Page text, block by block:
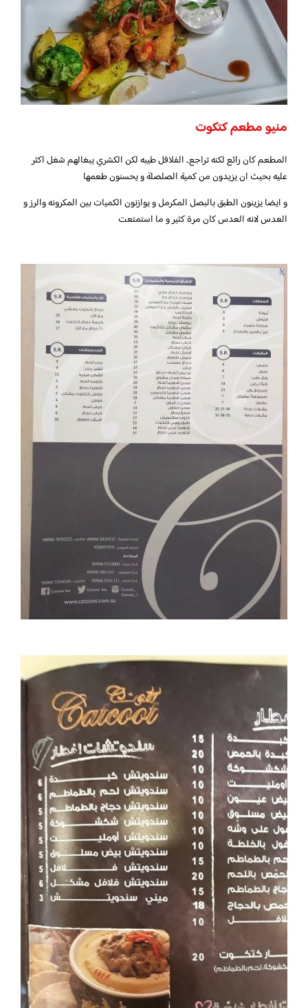
منيو مطعم كتكوت
المطعم كان رائع لكنه تراجع.. الفلافل طيبه لكن الكشري يبغالهم شغل اكثر
عليه بحيث ان يزيدون من كمية الصلصلة و يحسنون طعمها
و ايضا يزينون الطبق بالبصل المكرمل و يوازنون الكميات بين المكرونه والرز و
العدس لانه العدس كان مرة كثير و ما استمتعت